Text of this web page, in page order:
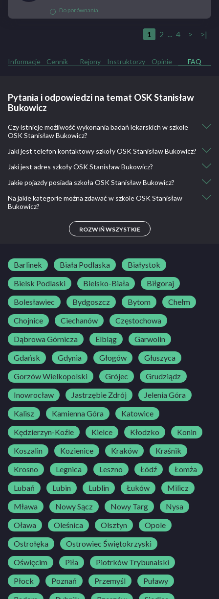
Do porównania
1 2 ... 4 > >|
Informacje Cennik Rejony Instruktorzy Opinie FAQ
Pytania i odpowiedzi na temat OSK Stanisław
Bukowicz
Czy istnieje możliwość wykonania badań lekarskich w szkole
OSK Stanisław Bukowicz?
Nie, nie ma takiej możliwości.
Jaki jest telefon kontaktowy szkoły OSK Stanisław Bukowicz?
146 633 421
Jaki jest adres szkoły OSK Stanisław Bukowicz?
jasień ul. nowy świat 33
Jakie pojazdy posiada szkoła OSK Stanisław Bukowicz?
Skoda Fabia
Na jakie kategorie można zdawać w szkole OSK Stanisław
Bukowicz?
ROZWIŃ WSZYSTKIE
Barlinek Biała Podlaska
Białystok
Bielsk Podlaski
Bielsko-Biała
Biłgoraj
Bolesławiec
Bydgoszcz Bytom
Chełm
Chojnice
Ciechanów
Częstochowa
Dąbrowa Górnicza
Elbląg
Garwolin
Gdańsk
Gdynia Głogów
Głuszyca
Gorzów Wielkopolski
Grójec
Grudziądz
Inowrocław
Jastrzębie Zdrój
Jelenia Góra
Kalisz
Kamienna Góra
Katowice
Kędzierzyn-Koźle
Kielce Kłodzko
Konin
Koszalin
Kozienice Kraków
Kraśnik
Krosno
Legnica Leszno Łódź
Łomża
Lubań
Lubin Lublin Łuków
Milicz
Mława
Nowy Sącz Nowy Targ
Nysa
Oława
Oleśnica Olsztyn
Opole
Ostrołęka
Ostrowiec Świętokrzyski
Oświęcim
Piła
Piotrków Trybunalski
Płock
Poznań Przemyśl
Puławy